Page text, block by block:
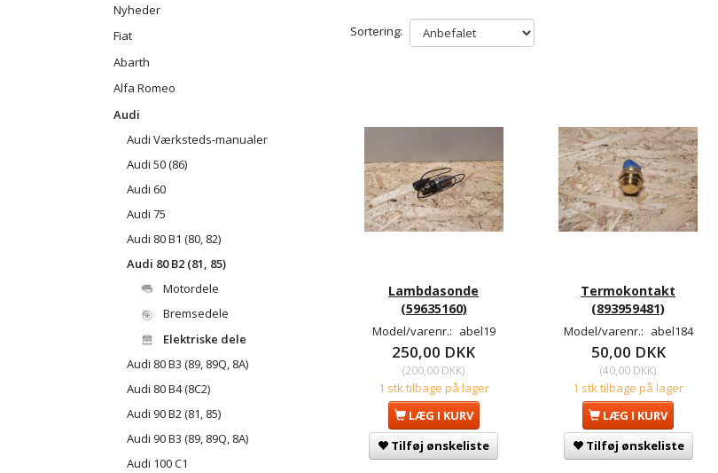
Nyheder
Fiat
Abarth
Alfa Romeo
Audi
Audi Værksteds-manualer
Audi 50 (86)
Audi 60
Audi 75
Audi 80 B1 (80, 82)
Audi 80 B2 (81, 85)
Motordele
Bremsedele
Elektriske dele
Audi 80 B3 (89, 89Q, 8A)
Audi 80 B4 (8C2)
Audi 90 B2 (81, 85)
Audi 90 B3 (89, 89Q, 8A)
Audi 100 C1
Sortering:
Lambdasonde
(59635160)
Model/varenr.: abel19
250,00 DKK
(200,00 DKK)
1 stk tilbage på lager
LÆG I KURV
Tilføj ønskeliste
Termokontakt
(893959481)
Model/varenr.: abel184
50,00 DKK
(40,00 DKK)
1 stk tilbage på lager
LÆG I KURV
Tilføj ønskeliste